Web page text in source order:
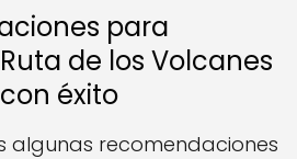
para
de los Volcanes
éxito
algunas recomendaciones